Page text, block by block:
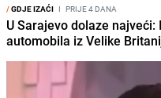
/GDJE IZAĆI I PRIJE 4 DANA
U Sarajevo dolaze
automobila iz Velike